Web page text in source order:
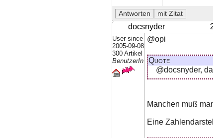
docsnyder
User since
2005-09-08
300 Artikel
BenutzerIn
@opi
Quote
@docsnyder,
Manchen muß
Eine